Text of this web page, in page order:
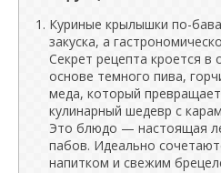
Куриные крылышки по-
закуска, а
Секрет рецепта кроется
основе темного пива,
меда, который
кулинарный шедевр с
Это блюдо — настоящая
пабов. Идеально
напитком и свежим